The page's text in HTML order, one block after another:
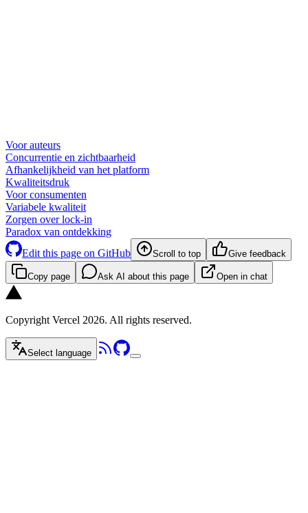
Voor auteurs
Concurrentie en zichtbaarheid
Afhankelijkheid van het platform
Kwaliteitsdruk
Voor consumenten
Variabele kwaliteit
Zorgen over lock-in
Paradox van ontdekking
Edit this page on GitHub
Scroll to top Give feedback
Copy page Ask AI about this page Open in chat
Copyright Vercel 2026. All rights reserved.
Select language